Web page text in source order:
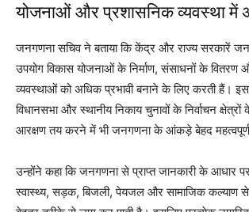
योजनाओं और प्रशासनिक व्यवस्था में
जनगणना सचिव ने बताया कि केंद्र और राज्य सरकारें
उपयोग विकास योजनाओं के निर्माण, संसाधनों के वितरण
व्यवस्थाओं को अधिक प्रभावी बनाने के लिए करती हैं।
विधानसभा और स्थानीय निकाय चुनावों के निर्वाचन
आरक्षण तय करने में भी जनगणना के आंकड़े बेहद महत्वपूर्ण
उन्होंने कहा कि जनगणना से प्राप्त जानकारी के आधार पर
स्वास्थ्य, सड़क, बिजली, पेयजल और सामाजिक कल्याण